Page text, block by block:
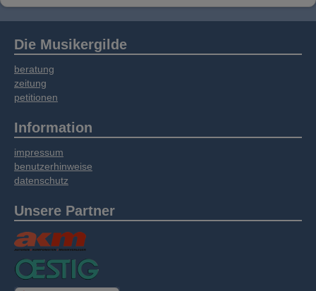
weitergegeben. Unsere Partner führen diese
Informationen möglicherweise mit weiteren
Daten zusammen, die Sie bereitgestellt haben
oder die sie im Rahmen Ihrer Nutzung der
Die Musikergilde
beratung
zeitung
petitionen
Information
impressum
benutzerhinweise
datenschutz
Unsere Partner